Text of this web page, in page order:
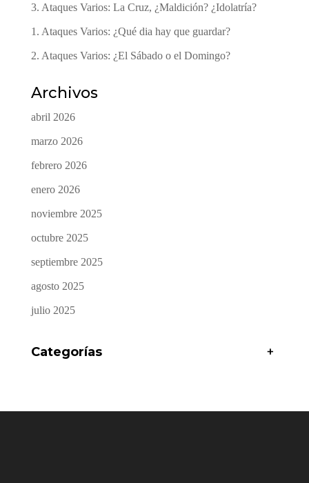
3. Ataques Varios: La Cruz, ¿Maldición? ¿Idolatría?
1. Ataques Varios: ¿Qué dia hay que guardar?
2. Ataques Varios: ¿El Sábado o el Domingo?
Archivos
abril 2026
marzo 2026
febrero 2026
enero 2026
noviembre 2025
octubre 2025
septiembre 2025
agosto 2025
julio 2025
Categorías +